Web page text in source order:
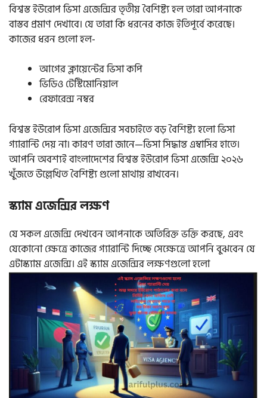
বিশ্বস্ত ইউরোপ ভিসা এজেন্সির তৃতীয় বৈশিষ্ট্য হল তারা আপনাকে
বাস্তব প্রমাণ দেখাবে। যে তারা কি ধরনের কাজ ইতিপূর্বে করেছে।
কাজের ধরন গুলো হল-
আগের ক্লায়েন্টের ভিসা কপি
ভিডিও টেস্টিমোনিয়াল
রেফারেন্স নম্বর
বিশ্বস্ত ইউরোপ ভিসা এজেন্সির সবচাইতে বড় বৈশিষ্ট্য হলো ভিসা
গ্যারান্টি দেয় না। কারণ তারা জানে—ভিসা সিদ্ধান্ত এম্বাসির হাতে।
আপনি অবশ্যই বাংলাদেশের বিশ্বস্ত ইউরোপ ভিসা এজেন্সি ২০২৬
খুঁজতে উল্লেখিত বৈশিষ্ট্য গুলো মাথায় রাখবেন।
স্ক্যাম এজেন্সির লক্ষণ
যে সকল এজেন্সি দেখবেন আপনাকে অতিরিক্ত ভক্তি করছে, এবং
যেকোনো ক্ষেত্রে কাজের গ্যারান্টি দিচ্ছে সেক্ষেত্রে আপনি বুঝবেন যে
এটাস্ক্যাম এজেন্সি। এই স্ক্যাম এজেন্সির লক্ষণগুলো হলো